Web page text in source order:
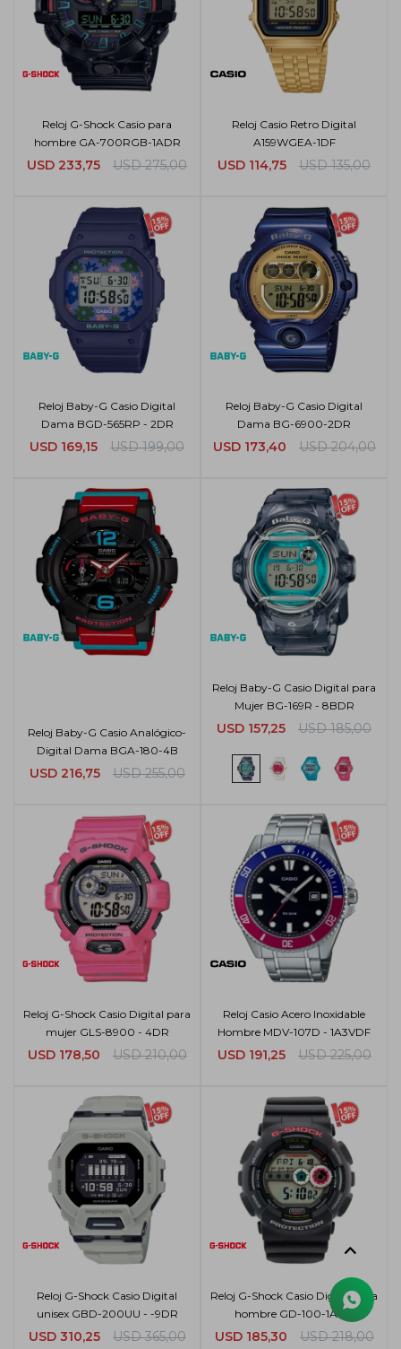
Reloj G-Shock Casio para
hombre GA-700RGB-1ADR
USD 233,75 USD 275,00
Reloj Casio Retro Digital
A159WGEA-1DF
USD 114,75 USD 135,00
Reloj Baby-G Casio Digital
Dama BGD-565RP - 2DR
USD 169,15 USD 199,00
Reloj Baby-G Casio Digital
Dama BG-6900-2DR
USD 173,40 USD 204,00
Reloj Baby-G Casio Analógico-
Digital Dama BGA-180-4B
USD 216,75 USD 255,00
Reloj Baby-G Casio Digital para
Mujer BG-169R - 8BDR
USD 157,25 USD 185,00
Reloj G-Shock Casio Digital para
mujer GLS-8900 - 4DR
USD 178,50 USD 210,00
Reloj Casio Acero Inoxidable
Hombre MDV-107D - 1A3VDF
USD 191,25 USD 225,00
Reloj G-Shock Casio Digital
unisex GBD-200UU - -9DR
USD 310,25 USD 365,00
Reloj G-Shock Casio Digital para
hombre GD-100-1ADR
USD 185,30 USD 218,00